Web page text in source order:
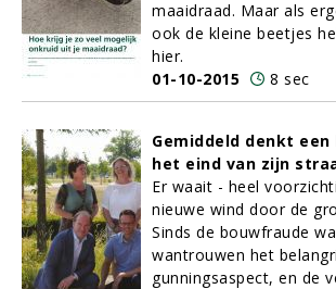
maaidraad. Maar als
ook de kleine beetjes
hier.
01-10-2015
8 sec
Gemiddeld denkt
het eind van zijn
Er waait - heel
nieuwe wind door de
Sinds de bouwfraude
wantrouwen het
gunningsaspect, en de